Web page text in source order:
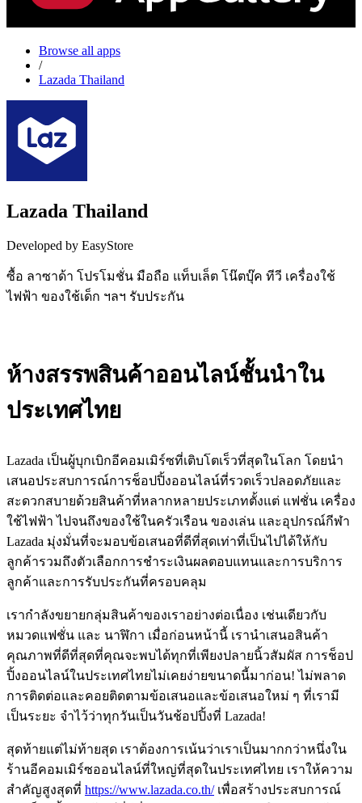
Browse all apps
/
Lazada Thailand
Lazada Thailand
Developed by EasyStore
ซื้อ ลาซาด้า โปรโมชั่น มือถือ แท็บเล็ต โน๊ตบุ๊ค ทีวี เครื่องใช้
ไฟฟ้า ของใช้เด็ก ฯลฯ รับประกัน
ห้างสรรพสินค้าออนไลน์ชั้นนำใน
ประเทศไทย
Lazada เป็นผู้บุกเบิกอีคอมเมิร์ซที่เติบโตเร็วที่สุดในโลก โดยนำ
เสนอประสบการณ์การช็อปปิ้งออนไลน์ที่รวดเร็วปลอดภัยและ
สะดวกสบายด้วยสินค้าที่หลากหลายประเภทตั้งแต่ แฟชั่น เครื่อง
ใช้ไฟฟ้า ไปจนถึงของใช้ในครัวเรือน ของเล่น และอุปกรณ์กีฬา
Lazada มุ่งมั่นที่จะมอบข้อเสนอที่ดีที่สุดเท่าที่เป็นไปได้ให้กับ
ลูกค้ารวมถึงตัวเลือกการชำระเงินผลตอบแทนและการบริการ
ลูกค้าและการรับประกันที่ครอบคลุม
เรากำลังขยายกลุ่มสินค้าของเราอย่างต่อเนื่อง เช่นเดียวกับ
หมวดแฟชั่น และ นาฬิกา เมื่อก่อนหน้านี้ เรานำเสนอสินค้า
คุณภาพที่ดีที่สุดที่คุณจะพบได้ทุกที่เพียงปลายนิ้วสัมผัส การช็อป
ปิ้งออนไลน์ในประเทศไทยไม่เคยง่ายขนาดนี้มาก่อน! ไม่พลาด
การติดต่อและคอยติดตามข้อเสนอและข้อเสนอใหม่ ๆ ที่เรามี
เป็นระยะ จำไว้ว่าทุกวันเป็นวันช้อปปิ้งที่ Lazada!
สุดท้ายแต่ไม่ท้ายสุด เราต้องการเน้นว่าเราเป็นมากกว่าหนึ่งใน
ร้านอีคอมเมิร์ซออนไลน์ที่ใหญ่ที่สุดในประเทศไทย เราให้ความ
สำคัญสูงสุดที่ https://www.lazada.co.th/เพื่อสร้างประสบการณ์